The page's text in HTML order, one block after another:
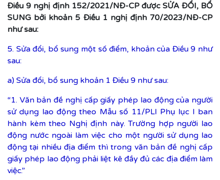
Điều 9 nghị định 152/2021/NĐ-CP được SỬA ĐỔI, BỔ
SUNG bởi khoản 5 Điều 1 nghị định 70/2023/NĐ-CP
như sau:
5. Sửa đổi, bổ sung một số điểm, khoản của Điều 9 như
sau:
a) Sửa đổi, bổ sung khoản 1 Điều 9 như sau:
“1. Văn bản đề nghị cấp giấy phép lao động của người
sử dụng lao động theo Mẫu số 11/PLI Phụ lục I ban
hành kèm theo Nghị định này. Trường hợp người lao
động nước ngoài làm việc cho một người sử dụng lao
động tại nhiều địa điểm thì trong văn bản đề nghị cấp
giấy phép lao động phải liệt kê đầy đủ các địa điểm làm
việc.”